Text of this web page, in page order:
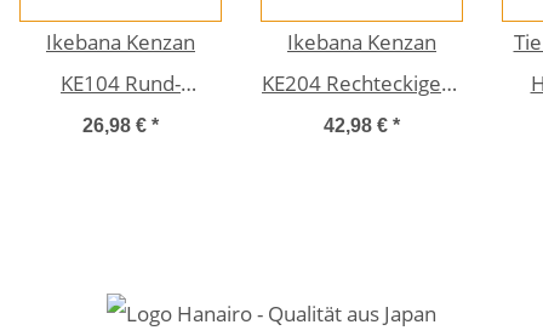
Ikebana Kenzan
KE104 Rund-
Blumenigel 61 mm
26,98 € *
Ikebana Kenzan
KE204 Rechteckiges -
Blumenigel 96x70
42,98 € *